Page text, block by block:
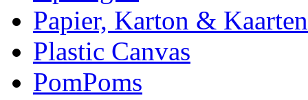
Papier, Karton & Kaarten
Plastic Canvas
PomPoms